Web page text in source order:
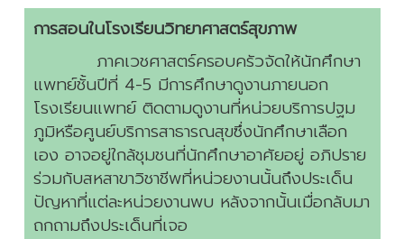
การสอนในโรงเรียนวิทยาศาสตร์สุขภาพ
ภาคเวชศาสตร์ครอบครัวจัดให้นักศึกษา
แพทย์ชั้นปีที่ 4-5 มีการศึกษาดูงานภายนอก
โรงเรียนแพทย์ ติดตามดูงานที่หน่วยบริการปฐม
ภูมิหรือศูนย์บริการสาธารณสุขซึ่งนักศึกษาเลือก
เอง อาจอยู่ใกล้ชุมชนที่นักศึกษาอาศัยอยู่ อภิปราย
ร่วมกับสหสาขาวิชาชีพที่หน่วยงานนั้นถึงประเด็น
ปัญหาที่แต่ละหน่วยงานพบ หลังจากนั้นเมื่อกลับมา
ถกถามถึงประเด็นที่เจอ